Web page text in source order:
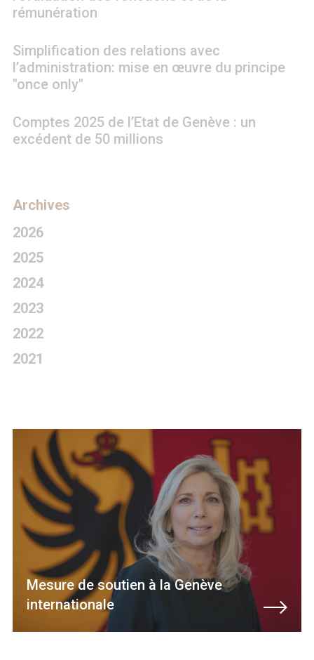
rémunération
Simplification des relations avec
l’administration: mise en œuvre du principe
"once only"
Comptes 2025 de l’Etat de Genève : un
excédent de 50 millions
Archives
2026
2025
2024
2023
2022
2021
Mesure de soutien à la Genève
internationale